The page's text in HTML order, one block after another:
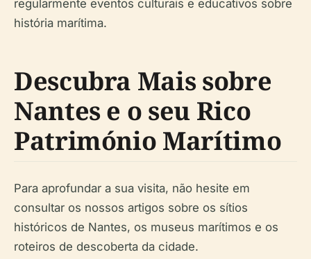
regularmente eventos culturais e educativos sobre
história marítima.
Descubra Mais sobre
Nantes e o seu Rico
Património Marítimo
Para aprofundar a sua visita, não hesite em
consultar os nossos artigos sobre os sítios
históricos de Nantes, os museus marítimos e os
roteiros de descoberta da cidade.